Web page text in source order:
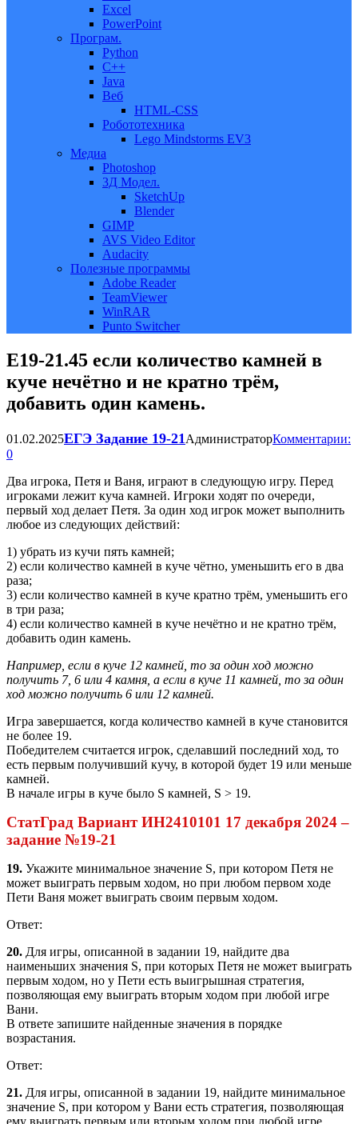
Excel
PowerPoint
Програм.
Python
C++
Java
Веб
HTML-CSS
Робототехника
Lego Mindstorms EV3
Медиа
Photoshop
3Д Модел.
SketchUp
Blender
GIMP
AVS Video Editor
Audacity
Полезные программы
Adobe Reader
TeamViewer
WinRAR
Punto Switcher
Е19-21.45 если количество камней в
куче нечётно и не кратно трём,
добавить один камень.
01.02.2025ЕГЭ Задание 19-21 АдминистраторКомментарии:
0
Два игрока, Петя и Ваня, играют в следующую игру. Перед
игроками лежит куча камней. Игроки ходят по очереди,
первый ход делает Петя. За один ход игрок может выполнить
любое из следующих действий:
1) убрать из кучи пять камней;
2) если количество камней в куче чётно, уменьшить его в два
раза;
3) если количество камней в куче кратно трём, уменьшить его
в три раза;
4) если количество камней в куче нечётно и не кратно трём,
добавить один камень.
Например, если в куче 12 камней, то за один ход можно
получить 7, 6 или 4 камня, а если в куче 11 камней, то за один
ход можно получить 6 или 12 камней.
Игра завершается, когда количество камней в куче становится
не более 19.
Победителем считается игрок, сделавший последний ход, то
есть первым получивший кучу, в которой будет 19 или меньше
камней.
В начале игры в куче было S камней, S > 19.
СтатГрад Вариант ИН2410101 17 декабря 2024 –
задание №19-21
19. Укажите минимальное значение S, при котором Петя не
может выиграть первым ходом, но при любом первом ходе
Пети Ваня может выиграть своим первым ходом.
Ответ:
20. Для игры, описанной в задании 19, найдите два
наименьших значения S, при которых Петя не может выиграть
первым ходом, но у Пети есть выигрышная стратегия,
позволяющая ему выиграть вторым ходом при любой игре
Вани.
В ответе запишите найденные значения в порядке
возрастания.
Ответ:
21. Для игры, описанной в задании 19, найдите минимальное
значение S, при котором у Вани есть стратегия, позволяющая
ему выиграть первым или вторым ходом при любой игре